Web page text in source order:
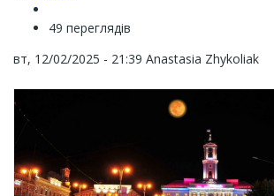
49 переглядів
вт, 12/02/2025 - 21:39 Anastasia Zhykoliak